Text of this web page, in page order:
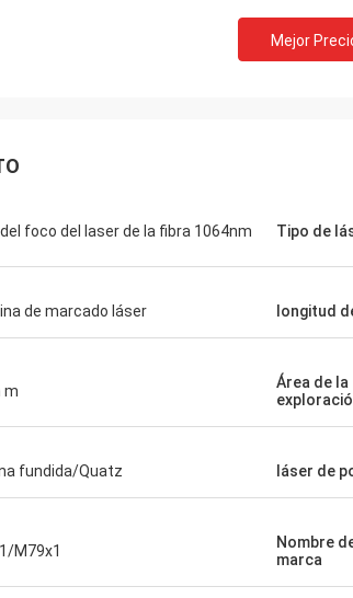
Gracias por empaquetar.
son bien diseñados y
cuidadosamente. ¡Las
Mejor
foco del laser de la fibra 1064nm Tipo de
de marcado láser longitud
m
Área de la
fundida/Quatz láser de
M79x1
Nombre
marca